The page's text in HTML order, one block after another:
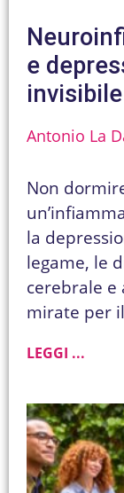
e
invisibile
Antonio La
Non
la
legame, le
cerebrale e
mirate per
LEGGI ...